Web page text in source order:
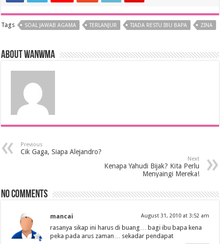
Tags SOAL JAWAB AGAMA TERLANJUR TIADA RESTU IBU BAPA ZINA
About wanwma
Previous
Cik Gaga, Siapa Alejandro?
Next
Kenapa Yahudi Bijak? Kita Perlu
Menyaingi Mereka!
No comments
mancai August 31, 2010 at 3:52 am
rasanya sikap ini harus di buang… bagi ibu bapa kena
peka pada arus zaman… sekadar pendapat